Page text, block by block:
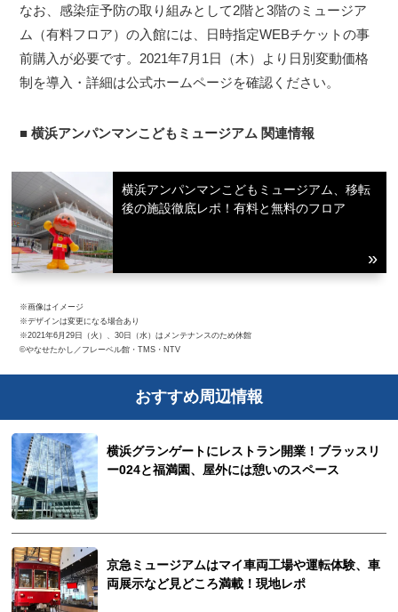
なお、感染症予防の取り組みとして2階と3階のミュージア
ム（有料フロア）の入館には、日時指定WEBチケットの事
前購入が必要です。2021年7月1日（木）より日別変動価格
制を導入・詳細は公式ホームページを確認ください。
■横浜アンパンマンこどもミュージアム 関連情報
横浜アンパンマンこどもミュージアム、移転
後の施設徹底レポ！有料と無料のフロア
※画像はイメージ
※デザインは変更になる場合あり
※2021年6月29日（火）、30日（水）はメンテナンスのため休館
©やなせたかし／フレーベル館・TMS・NTV
おすすめ周辺情報
横浜グランゲートにレストラン開業！ブラッスリ
ー024と福満園、屋外には憩いのスペース
京急ミュージアムはマイ車両工場や運転体験、車
両展示など見どころ満載！現地レポ